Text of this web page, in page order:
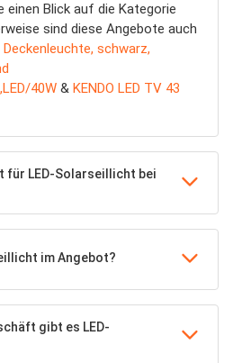
einen Blick auf die Kategorie
sind diese Angebote auch
Deckenleuchte, schwarz,
40W & KENDO LED TV 43
für LED-Solarseillicht bei
im Angebot?
gibt es LED-